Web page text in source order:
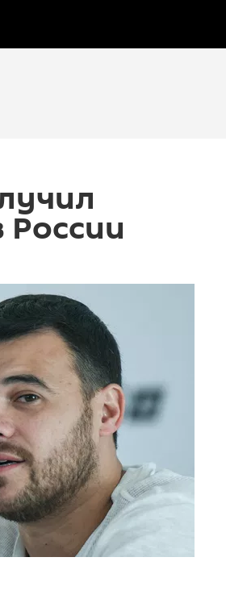
России